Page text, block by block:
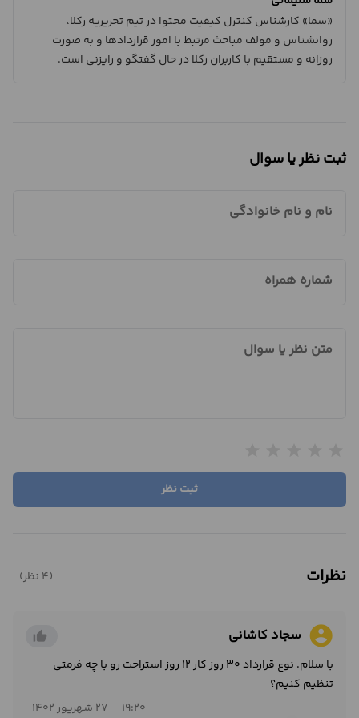
«سما» کارشناس کنترل کیفیت محتوا در تیم تحریریه رکلا،
روانشناس و مولف مباحث مرتبط با امور قراردادها و به صورت
روزانه و مستقیم با کاربران رکلا در حال گفتگو و رایزنی است.
ثبت نظر یا سوال
نام و نام خانوادگی
شماره همراه
متن نظر یا سوال
ثبت نظر
نظرات (4 نظر)
account_circle سجاد کاشانی thumb_up_alt
با سلام. نوع قرارداد 30 روز کار 12 روز استراحت رو با چه فرمتی
تنظیم کنیم؟
19:20
27 شهریور 1402